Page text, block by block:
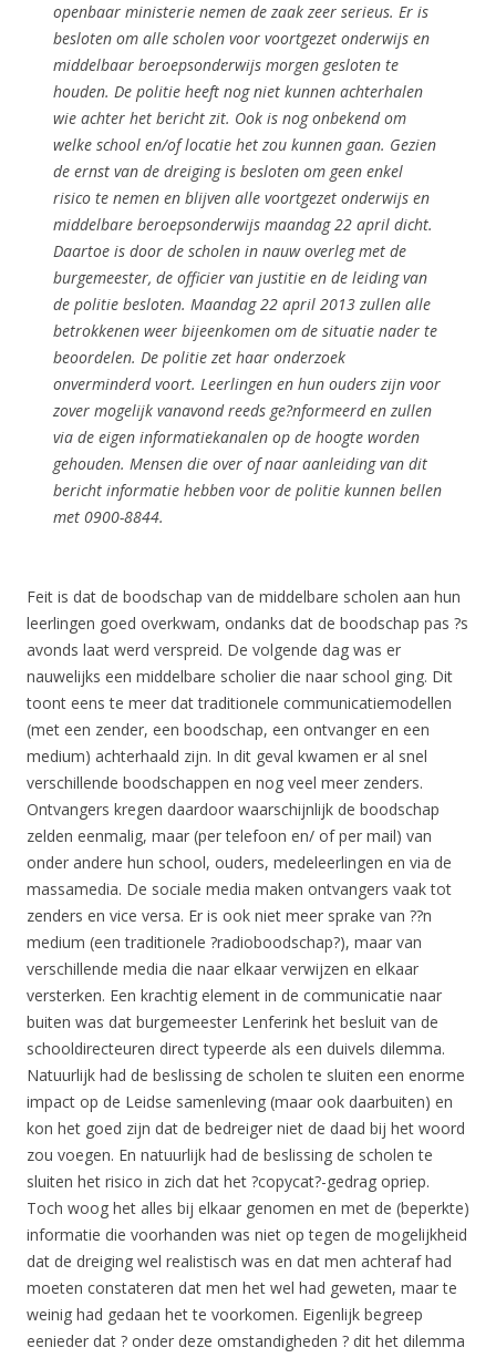
openbaar ministerie nemen de zaak zeer serieus. Er is
besloten om alle scholen voor voortgezet onderwijs en
middelbaar beroepsonderwijs morgen gesloten te
houden. De politie heeft nog niet kunnen achterhalen
wie achter het bericht zit. Ook is nog onbekend om
welke school en/of locatie het zou kunnen gaan. Gezien
de ernst van de dreiging is besloten om geen enkel
risico te nemen en blijven alle voortgezet onderwijs en
middelbare beroepsonderwijs maandag 22 april dicht.
Daartoe is door de scholen in nauw overleg met de
burgemeester, de officier van justitie en de leiding van
de politie besloten. Maandag 22 april 2013 zullen alle
betrokkenen weer bijeenkomen om de situatie nader te
beoordelen. De politie zet haar onderzoek
onverminderd voort. Leerlingen en hun ouders zijn voor
zover mogelijk vanavond reeds ge?nformeerd en zullen
via de eigen informatiekanalen op de hoogte worden
gehouden. Mensen die over of naar aanleiding van dit
bericht informatie hebben voor de politie kunnen bellen
met 0900-8844.
Feit is dat de boodschap van de middelbare scholen aan hun
leerlingen goed overkwam, ondanks dat de boodschap pas ?s
avonds laat werd verspreid. De volgende dag was er
nauwelijks een middelbare scholier die naar school ging. Dit
toont eens te meer dat traditionele communicatiemodellen
(met een zender, een boodschap, een ontvanger en een
medium) achterhaald zijn. In dit geval kwamen er al snel
verschillende boodschappen en nog veel meer zenders.
Ontvangers kregen daardoor waarschijnlijk de boodschap
zelden eenmalig, maar (per telefoon en/ of per mail) van
onder andere hun school, ouders, medeleerlingen en via de
massamedia. De sociale media maken ontvangers vaak tot
zenders en vice versa. Er is ook niet meer sprake van ??n
medium (een traditionele ?radioboodschap?), maar van
verschillende media die naar elkaar verwijzen en elkaar
versterken. Een krachtig element in de communicatie naar
buiten was dat burgemeester Lenferink het besluit van de
schooldirecteuren direct typeerde als een duivels dilemma.
Natuurlijk had de beslissing de scholen te sluiten een enorme
impact op de Leidse samenleving (maar ook daarbuiten) en
kon het goed zijn dat de bedreiger niet de daad bij het woord
zou voegen. En natuurlijk had de beslissing de scholen te
sluiten het risico in zich dat het ?copycat?-gedrag opriep.
Toch woog het alles bij elkaar genomen en met de (beperkte)
informatie die voorhanden was niet op tegen de mogelijkheid
dat de dreiging wel realistisch was en dat men achteraf had
moeten constateren dat men het wel had geweten, maar te
weinig had gedaan het te voorkomen. Eigenlijk begreep
eenieder dat ? onder deze omstandigheden ? dit het dilemma